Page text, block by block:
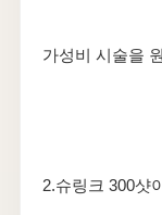
가성비 시술을
2.슈링크 300샷